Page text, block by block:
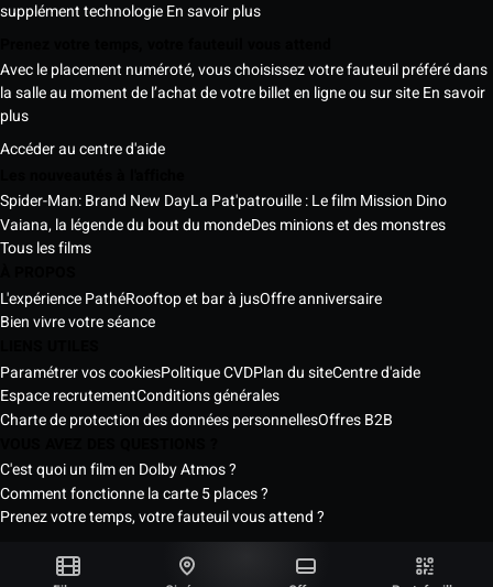
supplément technologieEn savoir plus
Avec le placement numéroté, vous choisissez votre fauteuil préféré dans
la salle au moment de l’achat de votre billet en ligne ou sur siteEn savoir
plus
Accéder au centre d'aide
Spider-Man: Brand New DayLa Pat'patrouille : Le film Mission Dino
Vaiana, la légende du bout du mondeDes minions et des monstres
Tous les films
L'expérience PathéRooftop et bar à jusOffre anniversaire
Bien vivre votre séance
Paramétrer vos cookiesPolitique CVDPlan du siteCentre d'aide
Espace recrutementConditions générales
Charte de protection des données personnellesOffres B2B
C'est quoi un film en Dolby Atmos ?
Comment fonctionne la carte 5 places ?
Prenez votre temps, votre fauteuil vous attend ?
Les Cinémas Pathé Sénégal © 2026